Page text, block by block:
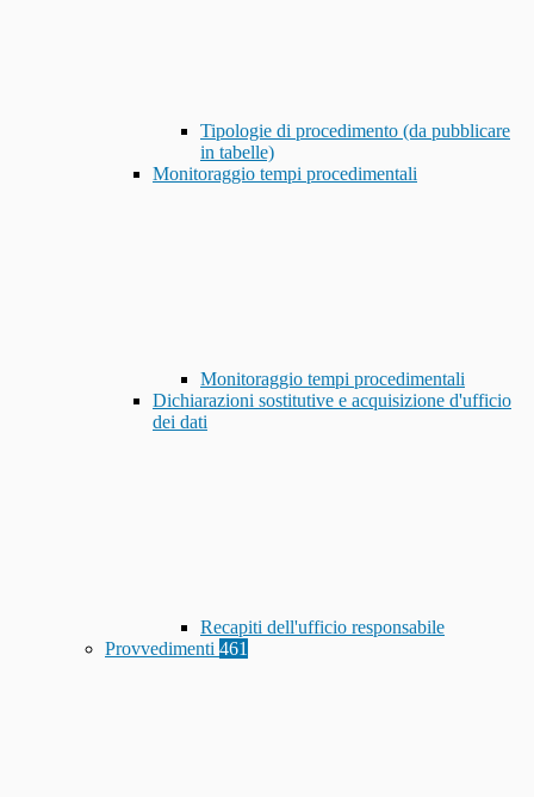
Tipologie di procedimento (da pubblicare
in tabelle)
Monitoraggio tempi procedimentali
Monitoraggio tempi procedimentali
Dichiarazioni sostitutive e acquisizione d'ufficio
dei dati
Recapiti dell'ufficio responsabile
Provvedimenti 461